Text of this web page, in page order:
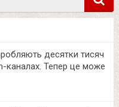
десятки тисяч
каналах. Тепер це може